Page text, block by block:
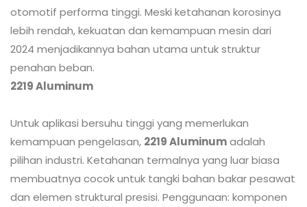
otomotif performa tinggi. Meski ketahanan korosinya
lebih rendah, kekuatan dan kemampuan mesin dari
2024 menjadikannya bahan utama untuk struktur
penahan beban.
2219 Aluminum
Untuk aplikasi bersuhu tinggi yang memerlukan
kemampuan pengelasan, 2219 Aluminumadalah
pilihan industri. Ketahanan termalnya yang luar biasa
membuatnya cocok untuk tangki bahan bakar pesawat
dan elemen struktural presisi. Penggunaan: komponen